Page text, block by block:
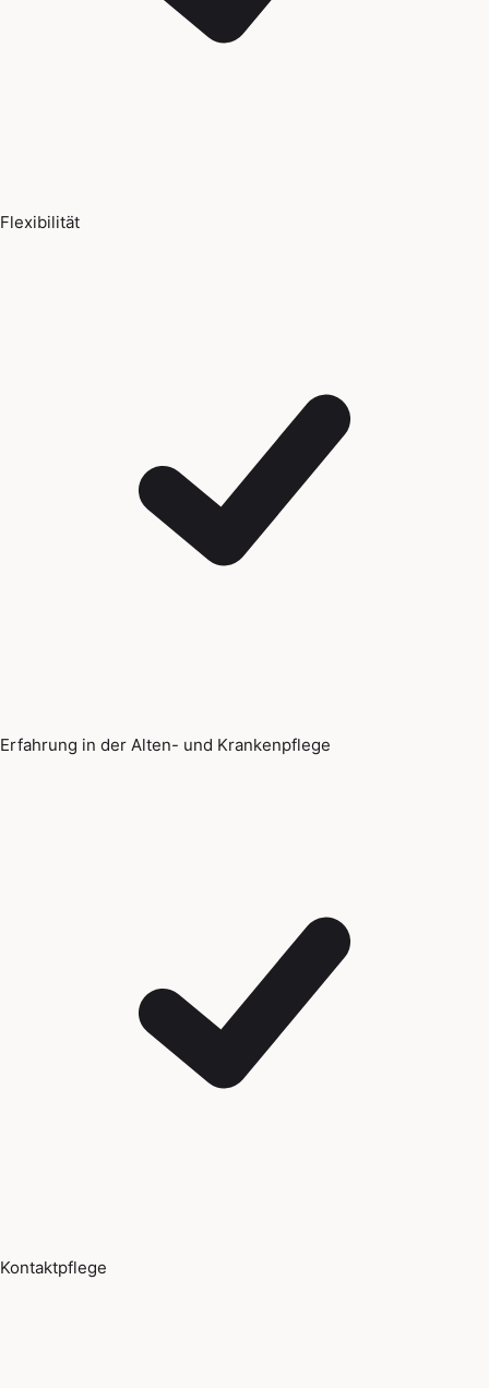
Flexibilität
Erfahrung in der Alten- und Krankenpflege
Kontaktpflege